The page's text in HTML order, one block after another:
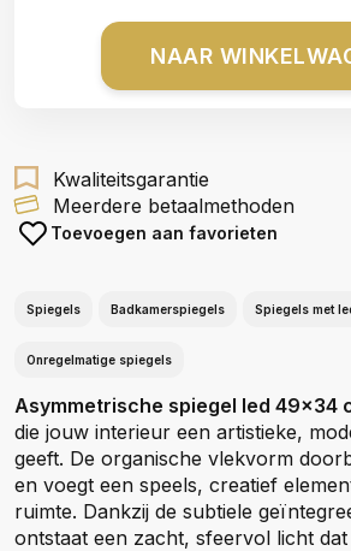
NAAR
Kwaliteitsgarantie
Meerdere betaalmethoden
Toevoegen aan favorieten
Spiegels Badkamerspiegels Spiegels met
Onregelmatige spiegels
Asymmetrische spiegel led 49x34
die jouw interieur een artistieke,
geeft. De organische vlekvorm
en voegt een speels, creatief
ruimte. Dankzij de subtiele
ontstaat een zacht, sfeervol licht